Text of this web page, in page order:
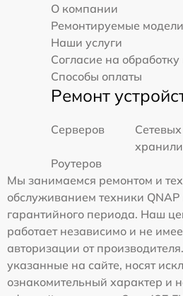
О компании
Ремонтируемые модели
Наши услуги
Согласие на
Способы оплаты
Ремонт
Серверов
Сетевых
Роутеров
Мы занимаемся ремонтом и
обслуживанием техники QNAP
гарантийного периода. Наш
работает независимо и не
авторизации от
указанные на сайте, носят
ознакомительный характер и